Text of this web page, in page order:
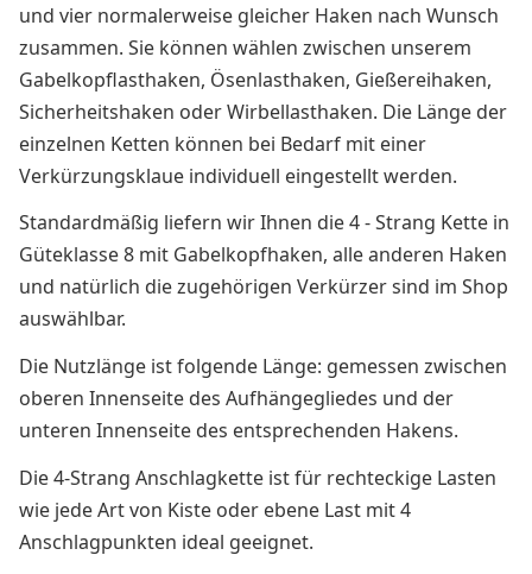
und vier normalerweise gleicher Haken nach Wunsch
zusammen. Sie können wählen zwischen unserem
Gabelkopflasthaken, Ösenlasthaken, Gießereihaken,
Sicherheitshaken oder Wirbellasthaken. Die Länge der
einzelnen Ketten können bei Bedarf mit einer
Verkürzungsklaue individuell eingestellt werden.
Standardmäßig liefern wir Ihnen die 4 - Strang Kette in
Güteklasse 8 mit Gabelkopfhaken, alle anderen Haken
und natürlich die zugehörigen Verkürzer sind im Shop
auswählbar.
Die Nutzlänge ist folgende Länge: gemessen zwischen
oberen Innenseite des Aufhängegliedes und der
unteren Innenseite des entsprechenden Hakens.
Die 4-Strang Anschlagkette ist für rechteckige Lasten
wie jede Art von Kiste oder ebene Last mit 4
Anschlagpunkten ideal geeignet.